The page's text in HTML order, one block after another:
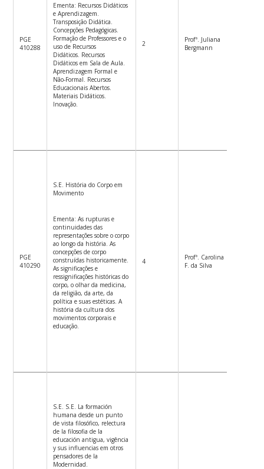
PGE
410288
Ementa: Recursos Didáticos
e Aprendizagem.
Transposição Didática.
Concepções Pedagógicas.
Formação de Professores e o
uso de Recursos
Didáticos. Recursos
Didáticos em Sala de Aula.
Aprendizagem Formal e
Não-Formal. Recursos
Educacionais Abertos.
Materiais Didáticos.
Inovação.
2
Profª. Juliana
Bergmann
PGE
410290
S.E. História do Corpo em
Movimento
Ementa: As rupturas e
continuidades das
representações sobre o corpo
ao longo da história. As
concepções de corpo
construídas historicamente.
As significações e
ressignificações históricas do
corpo, o olhar da medicina,
da religião, da arte, da
política e suas estéticas. A
história da cultura dos
movimentos corporais e
educação.
4
Profª. Carolina
F. da Silva
S.E. S.E. La formación
humana desde un punto
de vista filosófico, relectura
de la filosofia de la
educación antigua, vigência
y sus influencias em otros
pensadores de la
Modernidad.